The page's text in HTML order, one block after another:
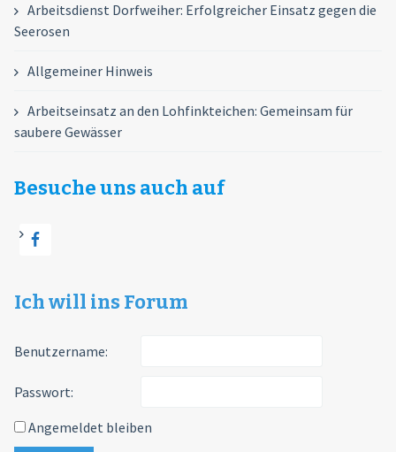
Arbeitsdienst Dorfweiher: Erfolgreicher Einsatz gegen die
Seerosen
Allgemeiner Hinweis
Arbeitseinsatz an den Lohfinkteichen: Gemeinsam für
saubere Gewässer
Besuche uns auch auf
Ich will ins Forum
Benutzername:
Passwort:
Angemeldet bleiben